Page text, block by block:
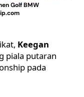
Golf BMW
Keegan
piala putaran
pada